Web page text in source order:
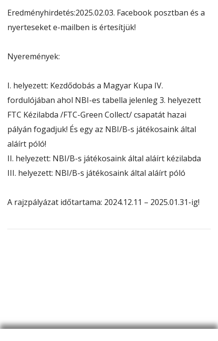
Eredményhirdetés:2025.02.03. Facebook posztban és a
nyerteseket e-mailben is értesítjük!
Nyeremények:
I. helyezett: Kezdődobás a Magyar Kupa IV.
fordulójában ahol NBI-es tabella jelenleg 3. helyezett
FTC Kézilabda /FTC-Green Collect/ csapatát hazai
pályán fogadjuk! És egy az NBI/B-s játékosaink által
aláírt póló!
II. helyezett: NBI/B-s játékosaink által aláírt kézilabda
III. helyezett: NBI/B-s játékosaink által aláírt póló
A rajzpályázat időtartama: 2024.12.11 – 2025.01.31-ig!